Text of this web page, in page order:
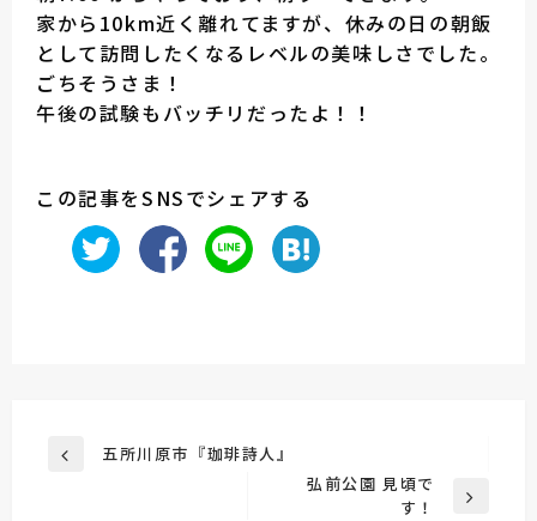
家から10km近く離れてますが、休みの日の朝飯
として訪問したくなるレベルの美味しさでした。
ごちそうさま！
午後の試験もバッチリだったよ！！
この記事をSNSでシェアする
投
前
五所川原市『珈琲詩人』
弘前公園 見頃で
す！